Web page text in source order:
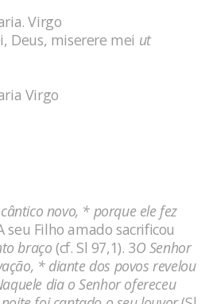
Virgo
Deus, miserere mei ut
Virgo
novo, * porque ele fez
seu Filho amado sacrificou
braço(cf. Sl 97,1). 3O Senhor
* diante dos povos revelou
dia o Senhor ofereceu